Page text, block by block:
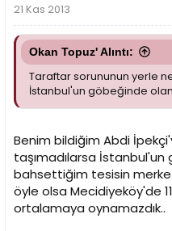
21 Kas 2013
Okan Topuz' Alıntı:
Taraftar sorununun yerle
İstanbul'un göbeğinde
Benim bildiğim Abdi
taşımadılarsa
bahsettiğim tesisin
öyle olsa Mecidiyeköy'de
ortalamaya oynamazdık..